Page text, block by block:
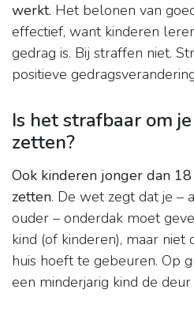
werkt. Het belonen van
effectief, want kinderen
gedrag is. Bij straffen niet.
positieve
Is het strafbaar om
zetten?
Ook kinderen jonger dan
zetten. De wet zegt dat je –
ouder – onderdak moet
kind (of kinderen), maar niet
huis hoeft te gebeuren. Op
een minderjarig kind de deur